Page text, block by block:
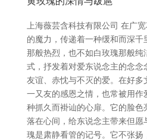
上海薇芸含科技有限公司 在广
的魔力，传递着一种缓和而深
那般热烈，也不如白玫瑰那般纯
式，抒发着对爱东说念主的念念
友谊、赤忱与不灭的爱。在好
一又友的感恩之情，也常被用
种抓久而褂讪的心扉。它的脸色
落在心间，给东说念主带来但愿
瑰是肃静看管的记号。它不张